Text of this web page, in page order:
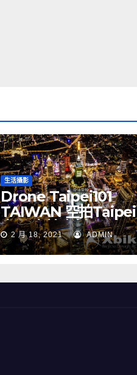
生活攝影
Drone Taipei101
TAIWAN 空拍Taipei
夜景 空拍素材
2 月 18, 2021 ADMIN